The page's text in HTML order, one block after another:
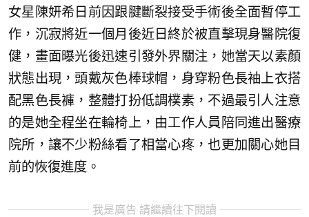
女星陳妍希日前因跟腱斷裂接受手術後全面暫停工
作，沉寂將近一個月後近日終於被直擊現身醫院復
健，畫面曝光後迅速引發外界關注，她當天以素顏
狀態出現，頭戴灰色棒球帽，身穿粉色長袖上衣搭
配黑色長褲，整體打扮低調樸素，不過最引人注意
的是她全程坐在輪椅上，由工作人員陪同進出醫療
院所，讓不少粉絲看了相當心疼，也更加關心她目
前的恢復進度。
我是廣告 請繼續往下閱讀